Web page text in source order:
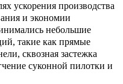
ускорения производства
и экономии
небольшие
такие как прямые
сквозная застежка
суконной пилотки и